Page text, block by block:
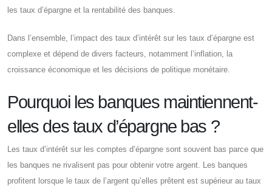
les taux d’épargne et la rentabilité des banques.
Dans l’ensemble, l’impact des taux d’intérêt sur les taux d’épargne est
complexe et dépend de divers facteurs, notamment l’inflation, la
croissance économique et les décisions de politique monétaire.
Pourquoi les banques maintiennent-
elles des taux d’épargne bas ?
Les taux d’intérêt sur les comptes d’épargne sont souvent bas parce que
les banques ne rivalisent pas pour obtenir votre argent. Les banques
profitent lorsque le taux de l’argent qu’elles prêtent est supérieur au taux